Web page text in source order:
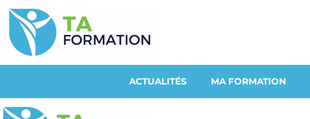
ACTUALITÉS MA FORMATION